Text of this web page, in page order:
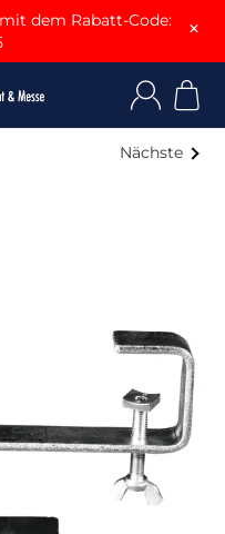
dem Rabatt-Code:
×
Nächste